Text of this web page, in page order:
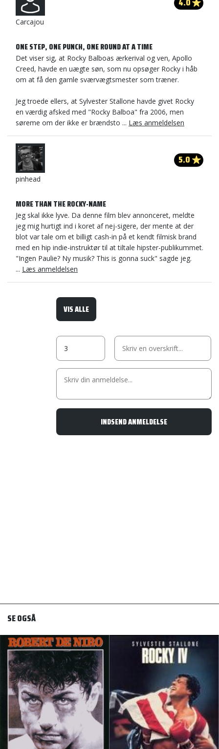
Carcajou
ONE STEP, ONE PUNCH, ONE ROUND AT A TIME
Det viser sig, at Rocky Balboas ærkerival og ven, Apollo
Creed, havde en uægte søn, som nu opsøger Rocky i håb
om at få den gamle sværvægtsmester som træner.
Jeg troede ellers, at Sylvester Stallone havde givet Rocky
en værdig afsked med "Rocky Balboa" fra 2006, men
søreme om der ikke er brændsto ... Læs anmeldelsen
pinhead
5.0
MORE THAN THE ROCKY-NAME
Jeg skal ikke lyve. Da denne film blev annonceret, meldte
jeg mig hurtigt ind i koret af nej-sigere, der mente at der
blot var tale om et billigt cash-in på et kendt filmisk brand
med en hip indie-instruktør til at tiltale hipster-publikummet.
"Ingen Paulie? Ny musik? This is gonna suck" sagde jeg.
... Læs anmeldelsen
VIS ALLE
SE OGSÅ